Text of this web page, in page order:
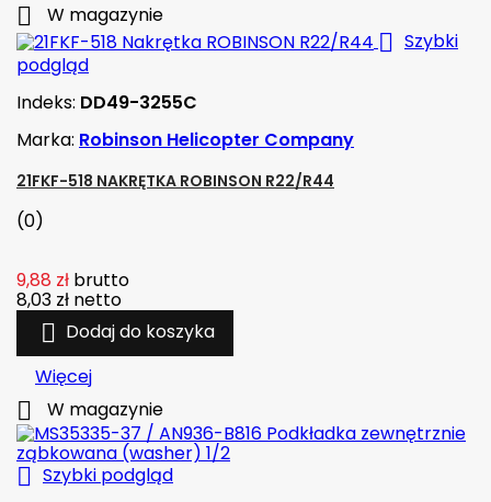
 W magazynie
 Szybki
podgląd
Indeks: DD49-3255C
Marka: Robinson Helicopter Company
21FKF-518 NAKRĘTKA ROBINSON R22/R44
(0)
9,88 zł brutto
8,03 zł netto
 Dodaj do koszyka
Więcej
 W magazynie
 Szybki podgląd